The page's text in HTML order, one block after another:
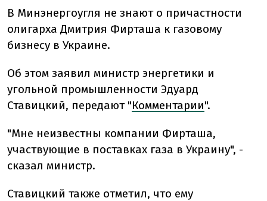
В Минэнергоугля не знают о причастности
олигарха Дмитрия Фирташа к газовому
бизнесу в Украине.
Об этом заявил министр энергетики и
угольной промышленности Эдуард
Ставицкий, передают "Комментарии".
"Мне неизвестны компании Фирташа,
участвующие в поставках газа в Украину", -
сказал министр.
Ставицкий также отметил, что ему